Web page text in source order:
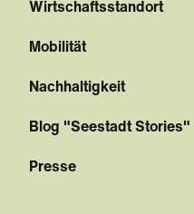
Wirtschaftsstandort
Mobilität
Nachhaltigkeit
Blog "Seestadt Stories"
Presse